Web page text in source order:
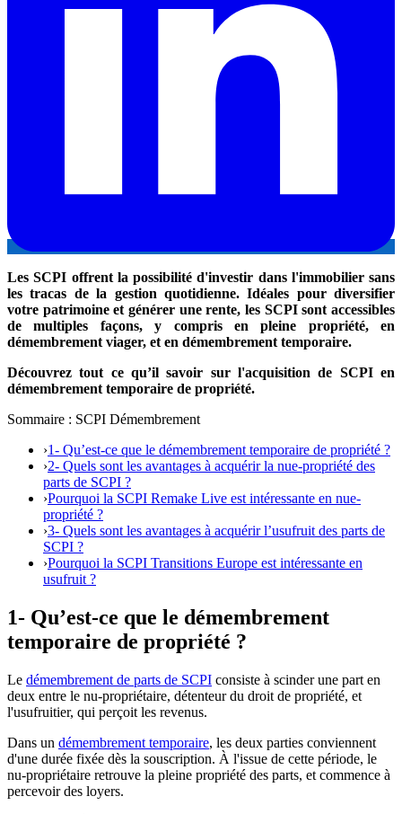
Les SCPI offrent la possibilité d'investir dans l'immobilier sans
les tracas de la gestion quotidienne. Idéales pour diversifier
votre patrimoine et générer une rente, les SCPI sont accessibles
de multiples façons, y compris en pleine propriété, en
démembrement viager, et en démembrement temporaire.
Découvrez tout ce qu’il savoir sur l'acquisition de SCPI en
démembrement temporaire de propriété.
Sommaire : SCPI Démembrement
›1- Qu’est-ce que le démembrement temporaire de propriété ?
›2- Quels sont les avantages à acquérir la nue-propriété des
parts de SCPI ?
›Pourquoi la SCPI Remake Live est intéressante en nue-
propriété ?
›3- Quels sont les avantages à acquérir l’usufruit des parts de
SCPI ?
›Pourquoi la SCPI Transitions Europe est intéressante en
usufruit ?
1- Qu’est-ce que le démembrement
temporaire de propriété ?
Le démembrement de parts de SCPI consiste à scinder une part en
deux entre le nu-propriétaire, détenteur du droit de propriété, et
l'usufruitier, qui perçoit les revenus.
Dans un démembrement temporaire, les deux parties conviennent
d'une durée fixée dès la souscription. À l'issue de cette période, le
nu-propriétaire retrouve la pleine propriété des parts, et commence à
percevoir des loyers.